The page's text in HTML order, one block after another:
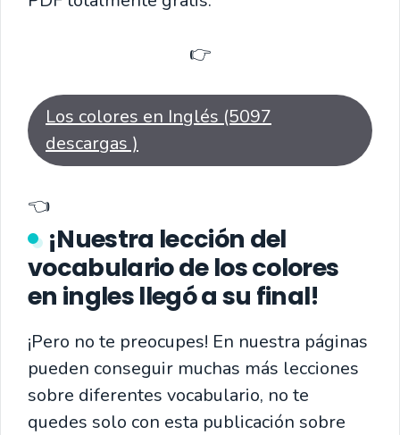
👉
Los colores en Inglés (5097
descargas )
👈
¡Nuestra lección del
vocabulario de los colores
en ingles llegó a su final!
¡Pero no te preocupes! En nuestra páginas
pueden conseguir muchas más lecciones
sobre diferentes vocabulario, no te
quedes solo con esta publicación sobre